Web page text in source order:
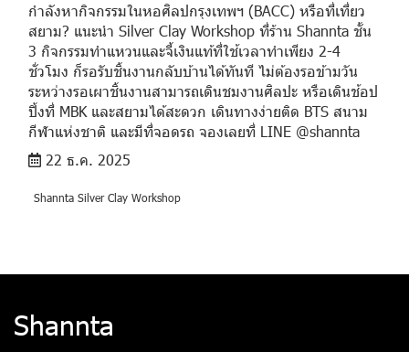
กำลังหากิจกรรมในหอศิลปกรุงเทพฯ (BACC) หรือที่เที่ยว
สยาม? แนะนำ Silver Clay Workshop ที่ร้าน Shannta ชั้น
3 กิจกรรมทำแหวนและจี้เงินแท้ที่ใช้เวลาทำเพียง 2-4
ชั่วโมง ก็รอรับชิ้นงานกลับบ้านได้ทันที ไม่ต้องรอข้ามวัน
ระหว่างรอเผาชิ้นงานสามารถเดินชมงานศิลปะ หรือเดินช้อป
ปิ้งที่ MBK และสยามได้สะดวก เดินทางง่ายติด BTS สนาม
กีฬาแห่งชาติ และมีที่จอดรถ จองเลยที่ LINE @shannta
22 ธ.ค. 2025
Shannta Silver Clay Workshop
Shannta